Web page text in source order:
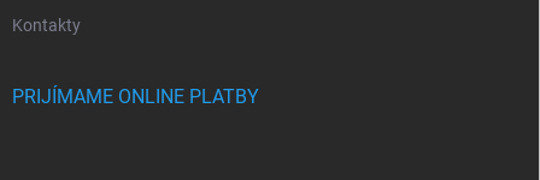
Kontakty
PRIJÍMAME ONLINE PLATBY